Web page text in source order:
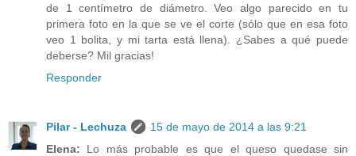
de 1 centímetro de diámetro. Veo algo parecido en tu
primera foto en la que se ve el corte (sólo que en esa foto
veo 1 bolita, y mi tarta está llena). ¿Sabes a qué puede
deberse? Mil gracias!
Responder
Pilar - Lechuza
15 de mayo de 2014 a las 9:21
Elena: Lo más probable es que el queso quedase sin